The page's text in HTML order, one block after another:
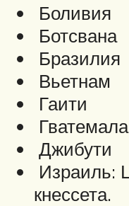
Боливия
Ботсвана
Бразилия
Вьетнам
Гаити
Гватемала
Джибути
Израиль:
кнессета.